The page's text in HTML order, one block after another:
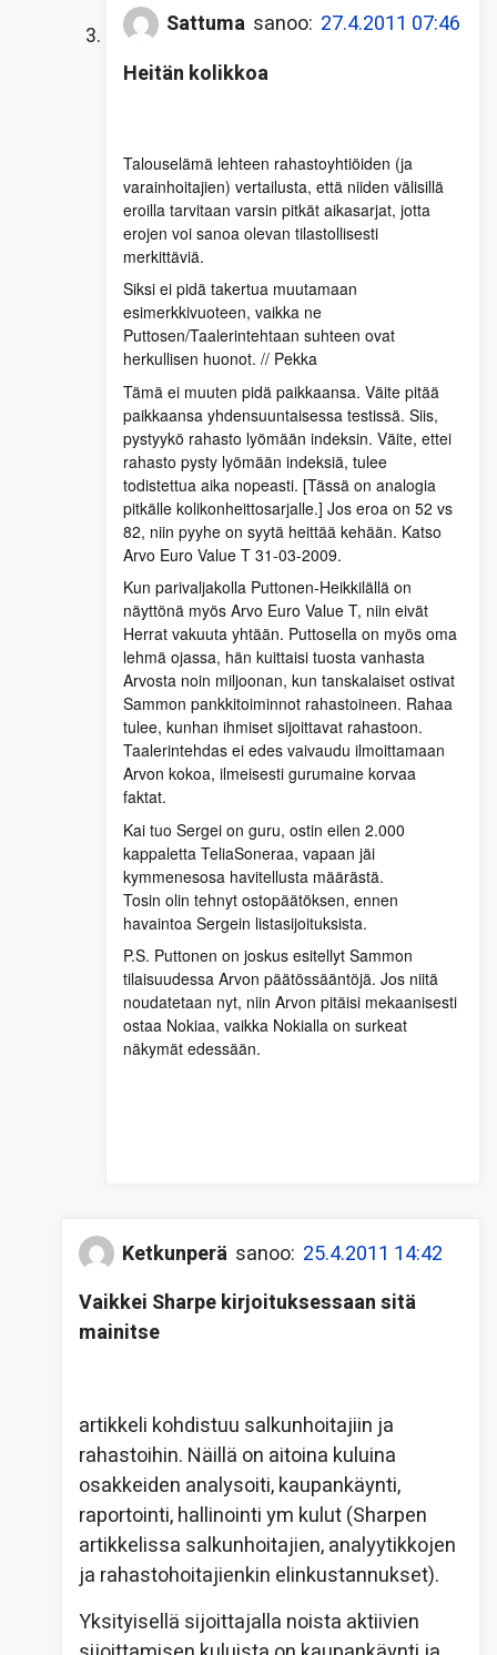
Sattuma sanoo: 27.4.2011 07:46
Heitän kolikkoa
Talouselämä lehteen rahastoyhtiöiden (ja
varainhoitajien) vertailusta, että niiden välisillä
eroilla tarvitaan varsin pitkät aikasarjat, jotta
erojen voi sanoa olevan tilastollisesti
merkittäviä.
Siksi ei pidä takertua muutamaan
esimerkkivuoteen, vaikka ne
Puttosen/Taalerintehtaan suhteen ovat
herkullisen huonot. // Pekka
Tämä ei muuten pidä paikkaansa. Väite pitää
paikkaansa yhdensuuntaisessa testissä. Siis,
pystyykö rahasto lyömään indeksin. Väite, ettei
rahasto pysty lyömään indeksiä, tulee
todistettua aika nopeasti. [Tässä on analogia
pitkälle kolikonheittosarjalle.] Jos eroa on 52 vs
82, niin pyyhe on syytä heittää kehään. Katso
Arvo Euro Value T 31-03-2009.
Kun parivaljakolla Puttonen-Heikkilällä on
näyttönä myös Arvo Euro Value T, niin eivät
Herrat vakuuta yhtään. Puttosella on myös oma
lehmä ojassa, hän kuittaisi tuosta vanhasta
Arvosta noin miljoonan, kun tanskalaiset ostivat
Sammon pankkitoiminnot rahastoineen. Rahaa
tulee, kunhan ihmiset sijoittavat rahastoon.
Taalerintehdas ei edes vaivaudu ilmoittamaan
Arvon kokoa, ilmeisesti gurumaine korvaa
faktat.
Kai tuo Sergei on guru, ostin eilen 2.000
kappaletta TeliaSoneraa, vapaan jäi
kymmenesosa havitellusta määrästä.
Tosin olin tehnyt ostopäätöksen, ennen
havaintoa Sergein listasijoituksista.
P.S. Puttonen on joskus esitellyt Sammon
tilaisuudessa Arvon päätössääntöjä. Jos niitä
noudatetaan nyt, niin Arvon pitäisi mekaanisesti
ostaa Nokiaa, vaikka Nokialla on surkeat
näkymät edessään.
Ketkunperä sanoo: 25.4.2011 14:42
Vaikkei Sharpe kirjoituksessaan sitä
mainitse
artikkeli kohdistuu salkunhoitajiin ja
rahastoihin. Näillä on aitoina kuluina
osakkeiden analysoiti, kaupankäynti,
raportointi, hallinointi ym kulut (Sharpen
artikkelissa salkunhoitajien, analyytikkojen
ja rahastohoitajienkin elinkustannukset).
Yksityisellä sijoittajalla noista aktiivien